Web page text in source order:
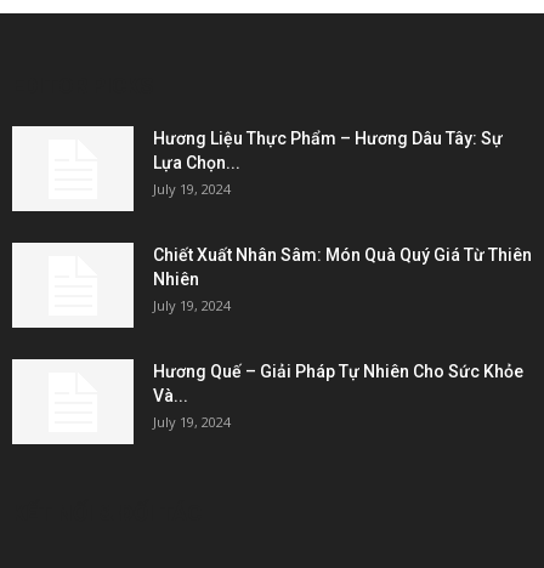
Hương Liệu Thực Phẩm – Hương Dâu Tây: Sự
Lựa Chọn...
July 19, 2024
Chiết Xuất Nhân Sâm: Món Quà Quý Giá Từ Thiên
Nhiên
July 19, 2024
Hương Quế – Giải Pháp Tự Nhiên Cho Sức Khỏe
Và...
July 19, 2024